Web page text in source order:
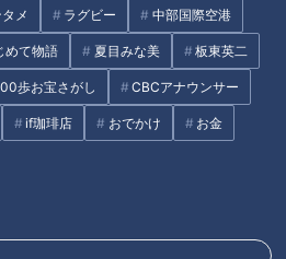
メ ラグビー 中部国際空港
めて物語 夏目みな美 板東英二
歩お宝さがし CBCアナウンサー
if珈琲店 おでかけ お金
ています。※品揃え・価格は店舗や
す
司が満載の「鮮魚コーナー」